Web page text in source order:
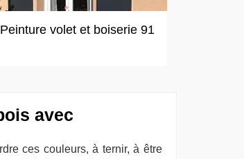
Peinture volet et boiserie 91
avec
ces couleurs, à ternir, à être